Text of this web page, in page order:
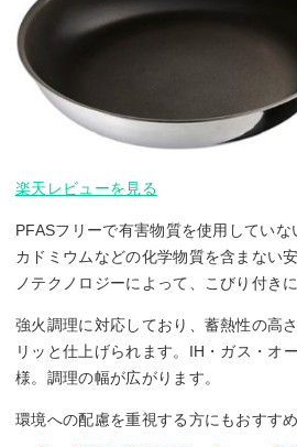
楽天レビューを見る
PFASフリーで有害物質を使用してい
カドミウムなどの化学物質を含まない
ノテクノロジーによって、こびり付き
強火調理に対応しており、蓄熱性の高
リッと仕上げられます。IH・ガス・オ
様。調理の幅が広がります。
環境への配慮を重視する方にもおすす